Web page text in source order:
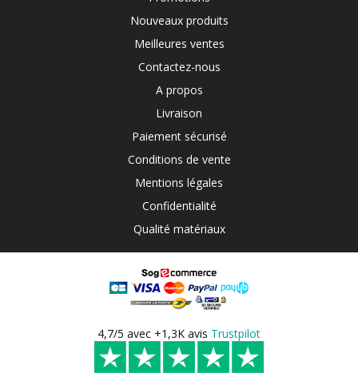
Nouveaux produits
Meilleures ventes
Contactez-nous
A propos
Livraison
Paiement sécurisé
Conditions de vente
Mentions légales
Confidentialité
Qualité matériaux
4,7/5 avec +1,3K avis Trustpilot